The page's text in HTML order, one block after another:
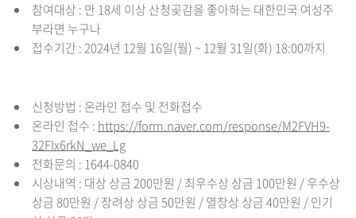
참여대상 : 만 18세 이상 산청곶감을 좋아하는 대한민국 여성주
부라면 누구나
접수기간 : 2024년 12월 16일(월) ~ 12월 31일(화) 18:00까지
신청방법 : 온라인 접수 및 전화접수
온라인 접수 : https://form.naver.com/response/M2FVH9-
32FIx6rkN_we_Lg
전화문의 : 1644-0840
시상내역 : 대상 상금 200만원 / 최우수상 상금 100만원 / 우수상
상금 80만원 / 장려상 상금 50만원 / 열창상 상금 40만원 / 인기